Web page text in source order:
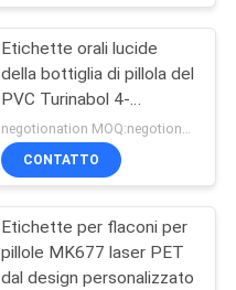
Etichette orali lucide
della bottiglia di pillola del
PVC Turinabol 4-
Chlorodehydromethyltestnegotionation MOQ:negotionation
CONTATTO
Etichette per flaconi per
pillole MK677 laser PET
dal design personalizzato